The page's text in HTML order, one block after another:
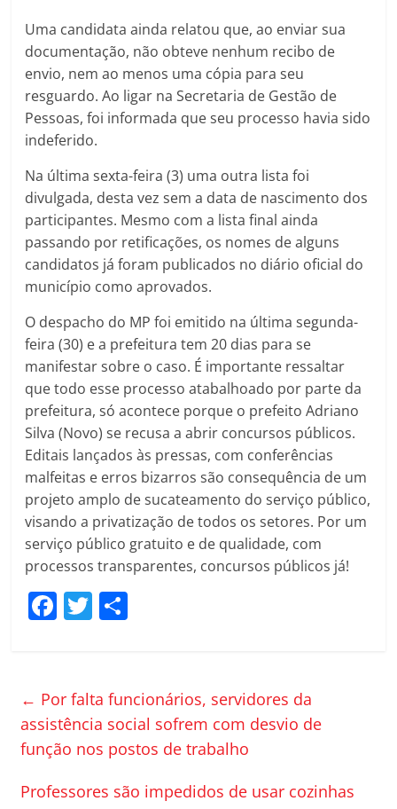
Uma candidata ainda relatou que, ao enviar sua
documentação, não obteve nenhum recibo de
envio, nem ao menos uma cópia para seu
resguardo. Ao ligar na Secretaria de Gestão de
Pessoas, foi informada que seu processo havia sido
indeferido.
Na última sexta-feira (3) uma outra lista foi
divulgada, desta vez sem a data de nascimento dos
participantes. Mesmo com a lista final ainda
passando por retificações, os nomes de alguns
candidatos já foram publicados no diário oficial do
município como aprovados.
O despacho do MP foi emitido na última segunda-
feira (30) e a prefeitura tem 20 dias para se
manifestar sobre o caso. É importante ressaltar
que todo esse processo atabalhoado por parte da
prefeitura, só acontece porque o prefeito Adriano
Silva (Novo) se recusa a abrir concursos públicos.
Editais lançados às pressas, com conferências
malfeitas e erros bizarros são consequência de um
projeto amplo de sucateamento do serviço público,
visando a privatização de todos os setores. Por um
serviço público gratuito e de qualidade, com
processos transparentes, concursos públicos já!
F
e
b
o
T
er p
ar
til
h
← Por falta funcionários, servidores da
assistência social sofrem com desvio de
função nos postos de trabalho
Professores são impedidos de usar cozinhas